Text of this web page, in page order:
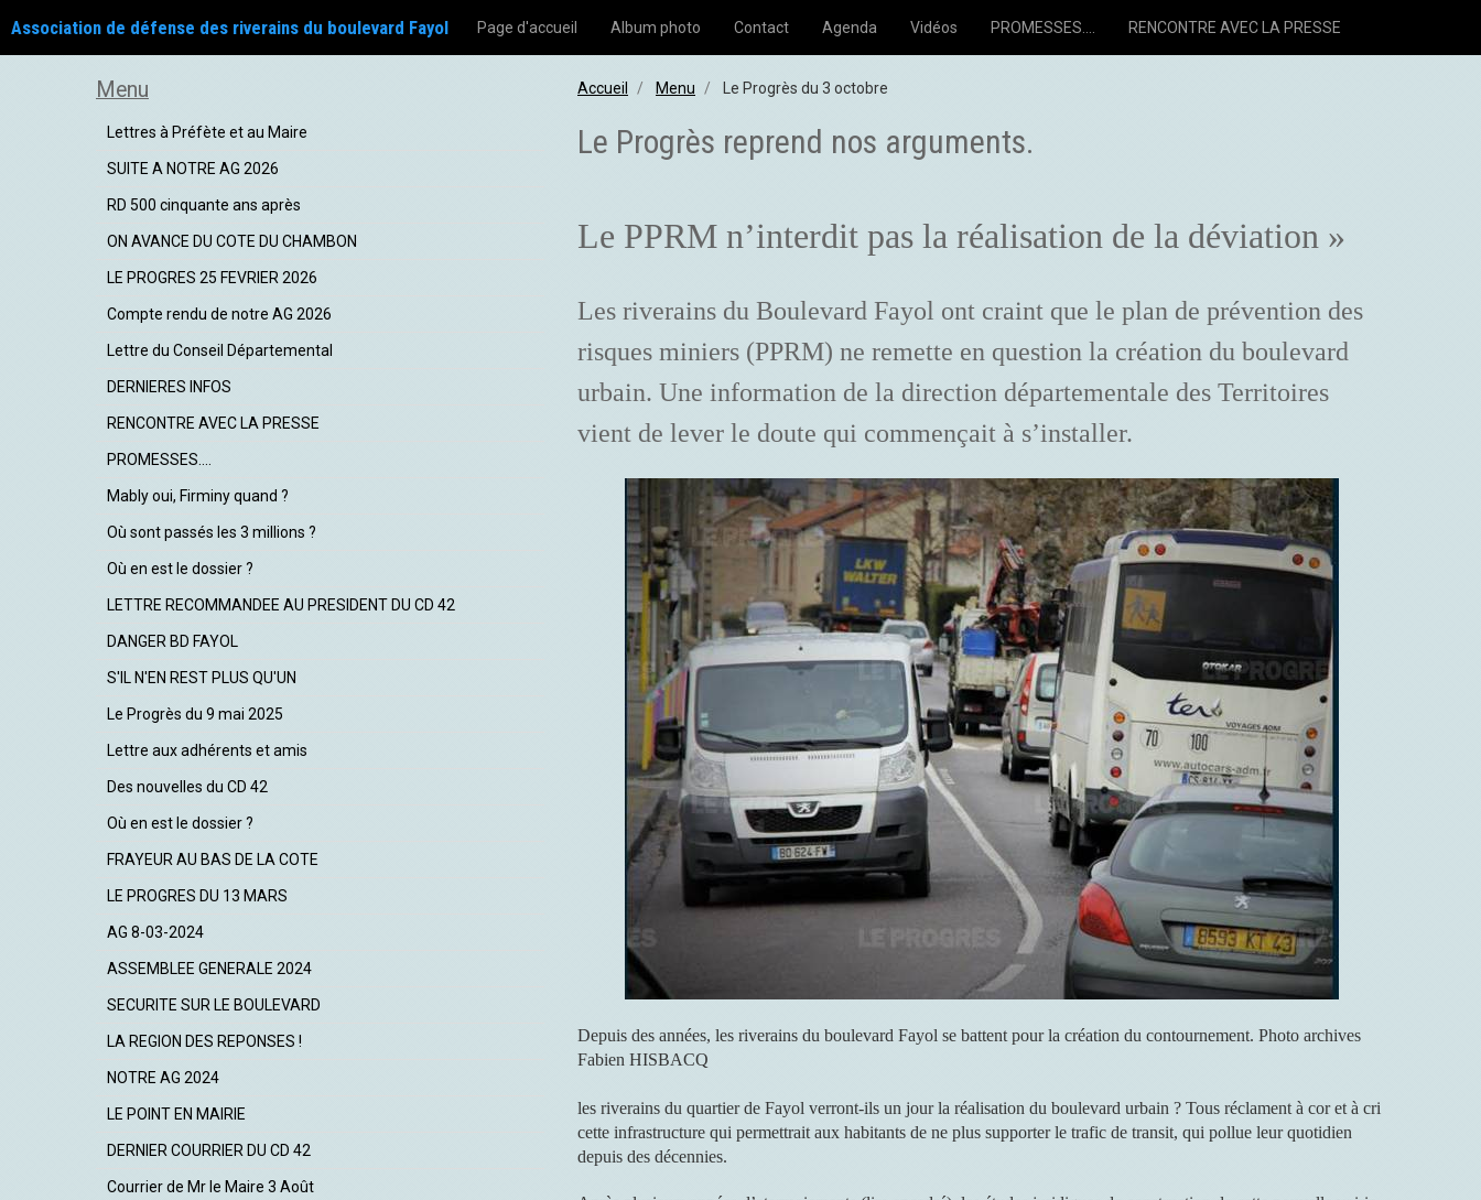
Association de défense des riverains du boulevard Fayol Page d'accueil Album photo Contact Agenda Vidéos PROMESSES.... RENCONTRE AVEC LA PRESSE
Accueil Menu Le Progrès du 3 octobre
Le Progrès reprend nos arguments.
Le PPRM n’interdit pas la réalisation de la déviation »
Les riverains du Boulevard Fayol ont craint que le plan de prévention des
risques miniers (PPRM) ne remette en question la création du boulevard
urbain. Une information de la direction départementale des Territoires
vient de lever le doute qui commençait à s’installer.
Depuis des années, les riverains du boulevard Fayol se battent pour la création du contournement. Photo archives
Fabien HISBACQ
les riverains du quartier de Fayol verront-ils un jour la réalisation du boulevard urbain ? Tous réclament à cor et à cri
cette infrastructure qui permettrait aux habitants de ne plus supporter le trafic de transit, qui pollue leur quotidien
depuis des décennies.
Menu
Lettres à Préfète et au Maire
SUITE A NOTRE AG 2026
RD 500 cinquante ans après
ON AVANCE DU COTE DU CHAMBON
LE PROGRES 25 FEVRIER 2026
Compte rendu de notre AG 2026
Lettre du Conseil Départemental
DERNIERES INFOS
RENCONTRE AVEC LA PRESSE
PROMESSES....
Mably oui, Firminy quand ?
Où sont passés les 3 millions ?
Où en est le dossier ?
LETTRE RECOMMANDEE AU PRESIDENT DU CD 42
DANGER BD FAYOL
S'IL N'EN REST PLUS QU'UN
Le Progrès du 9 mai 2025
Lettre aux adhérents et amis
Des nouvelles du CD 42
Où en est le dossier ?
FRAYEUR AU BAS DE LA COTE
LE PROGRES DU 13 MARS
AG 8-03-2024
ASSEMBLEE GENERALE 2024
SECURITE SUR LE BOULEVARD
LA REGION DES REPONSES !
NOTRE AG 2024
LE POINT EN MAIRIE
DERNIER COURRIER DU CD 42
Courrier de Mr le Maire 3 Août